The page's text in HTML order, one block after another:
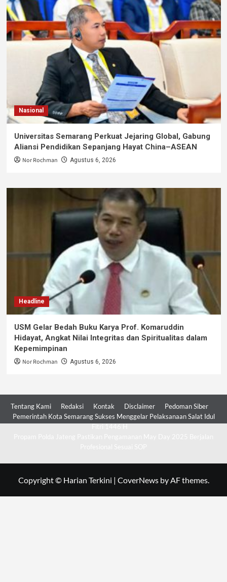
Nasional
Universitas Semarang Perkuat Jejaring Global, Gabung
Aliansi Pendidikan Sepanjang Hayat China–ASEAN
Nor Rochman Agustus 6, 2026
Headline
USM Gelar Bedah Buku Karya Prof. Komaruddin
Hidayat, Angkat Nilai Integritas dan Spiritualitas dalam
Kepemimpinan
Nor Rochman Agustus 6, 2026
Tentang Kami Redaksi Kontak Disclaimer
Pedoman Siber
Pemerintah Kota Semarang Sukses Menggelar Pelaksanaan Salat Idul
Copyright © Harian Terkini | CoverNewsby AF themes.